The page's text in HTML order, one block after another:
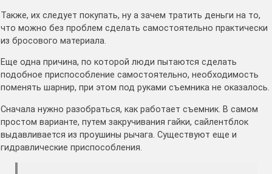
Также, их следует покупать, ну а зачем тратить деньги на то,
что можно без проблем сделать самостоятельно практически
из бросового материала.
Еще одна причина, по которой люди пытаются сделать
подобное приспособление самостоятельно, необходимость
поменять шарнир, при этом под руками съемника не оказалось.
Сначала нужно разобраться, как работает съемник. В самом
простом варианте, путем закручивания гайки, сайлентблок
выдавливается из проушины рычага. Существуют еще и
гидравлические приспособления.